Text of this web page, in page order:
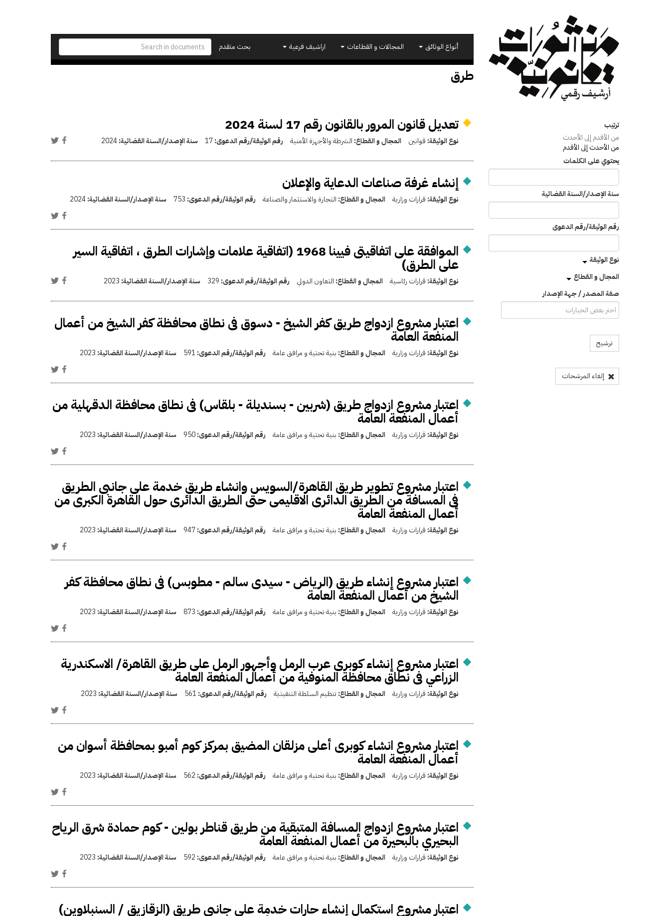
بحث متقدم
أنواع الوثائق المجالات و القطاعات اراشيف فرعية
طرق
ترتيب
من الأقدم إلى الأحدث
من الأحدث إلى الأقدم
يحتوي على الكلمات
سنة الإصدار/السنة القضائية
رقم الوثيقة/رقم الدعوى
نوع الوثيقة
المجال و القطاع
صفة المصدر / جهة الإصدار
ترشيح
إلغاء المرشحات
تعديل قانون المرور بالقانون رقم 17 لسنة 2024
نوع الوثيقة: قوانين المجال و القطاع: الشرطة والأجهزة الأمنية رقم الوثيقة/رقم الدعوى:17 سنة الإصدار/السنة القضائية:2024
إنشاء غرفة صناعات الدعاية والإعلان
نوع الوثيقة: قرارات وزارية المجال و القطاع: التجارة والاستثمار والصناعة رقم الوثيقة/رقم الدعوى: 753 سنة الإصدار/السنة القضائية:2024
الموافقة على اتفاقيتى فيينا 1968 (اتفاقية علامات وإشارات الطرق ، اتفاقية السير
على الطرق)
نوع الوثيقة: قرارات رئاسية المجال و القطاع: التعاون الدولي رقم الوثيقة/رقم الدعوى: 329 سنة الإصدار/السنة القضائية: 2023
اعتبار مشروع ازدواج طريق كفر الشيخ - دسوق فى نطاق محافظة كفر الشيخ من أعمال
المنفعة العامة
نوع الوثيقة: قرارات وزارية المجال و القطاع: بنية تحتية و مرافق عامة رقم الوثيقة/رقم الدعوى: 591 سنة الإصدار/السنة القضائية: 2023
اعتبار مشروع ازدواج طريق (شربين - بسنديلة - بلقاس) فى نطاق محافظة الدقهلية من
أعمال المنفعة العامة
نوع الوثيقة: قرارات وزارية المجال و القطاع: بنية تحتية و مرافق عامة رقم الوثيقة/رقم الدعوى:950 سنة الإصدار/السنة القضائية: 2023
اعتبار مشروع تطوير طريق القاهرة/السويس وانشاء طريق خدمة على جانبى الطريق
فى المسافة من الطريق الدائرى الاقليمى حتى الطريق الدائرى حول القاهرة الكبرى من
أعمال المنفعة العامة
نوع الوثيقة: قرارات وزارية المجال و القطاع: بنية تحتية و مرافق عامة رقم الوثيقة/رقم الدعوى:947 سنة الإصدار/السنة القضائية: 2023
اعتبار مشروع إنشاء طريق (الرياض - سيدى سالم - مطوبس) فى نطاق محافظة كفر
الشيخ من أعمال المنفعة العامة
نوع الوثيقة: قرارات وزارية المجال و القطاع: بنية تحتية و مرافق عامة رقم الوثيقة/رقم الدعوى: 873 سنة الإصدار/السنة القضائية: 2023
اعتبار مشروع إنشاء كوبرى عرب الرمل وأجهور الرمل على طريق القاهرة/ الاسكندرية
الزراعي فى نطاق محافظة المنوفية من أعمال المنفعة العامة
نوع الوثيقة: قرارات وزارية المجال و القطاع: تنظيم السلطة التنفيذية رقم الوثيقة/رقم الدعوى: 561 سنة الإصدار/السنة القضائية: 2023
اعتبار مشروع انشاء كوبرى أعلى مزلقان المضيق بمركز كوم أمبو بمحافظة أسوان من
أعمال المنفعة العامة
نوع الوثيقة: قرارات وزارية المجال و القطاع: بنية تحتية و مرافق عامة رقم الوثيقة/رقم الدعوى: 562 سنة الإصدار/السنة القضائية: 2023
اعتبار مشروع ازدواج المسافة المتبقية من طريق قناطر بولين - كوم حمادة شرق الرياح
البحيري بالبحيرة من أعمال المنفعة العامة
نوع الوثيقة: قرارات وزارية المجال و القطاع: بنية تحتية و مرافق عامة رقم الوثيقة/رقم الدعوى: 592 سنة الإصدار/السنة القضائية: 2023
اعتبار مشروع استكمال إنشاء حارات خدمة على جانبي طريق (الزقازيق / السنبلاوين)